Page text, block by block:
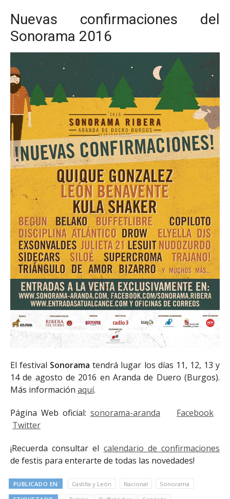
Nuevas confirmaciones del
Sonorama 2016
El festival Sonorama tendrá lugar los días 11, 12, 13 y
14 de agosto de 2016 en Aranda de Duero (Burgos).
Más información aquí.
Página Web oficial: sonorama-aranda
Facebook
Twitter
¡Recuerda consultar el calendario de confirmaciones
de festis para enterarte de todas las novedades!
PUBLICADO EN Castilla y León Nacional Sonorama